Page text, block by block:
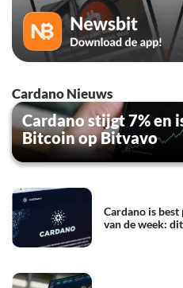
Cardano Nieuws
Cardano stijgt 7% en
Bitcoin op Bitvavo
Cardano is
van de week: